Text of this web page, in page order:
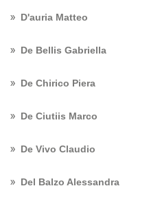
D'auria Matteo
De Bellis Gabriella
De Chirico Piera
De Ciutiis Marco
De Vivo Claudio
Del Balzo Alessandra